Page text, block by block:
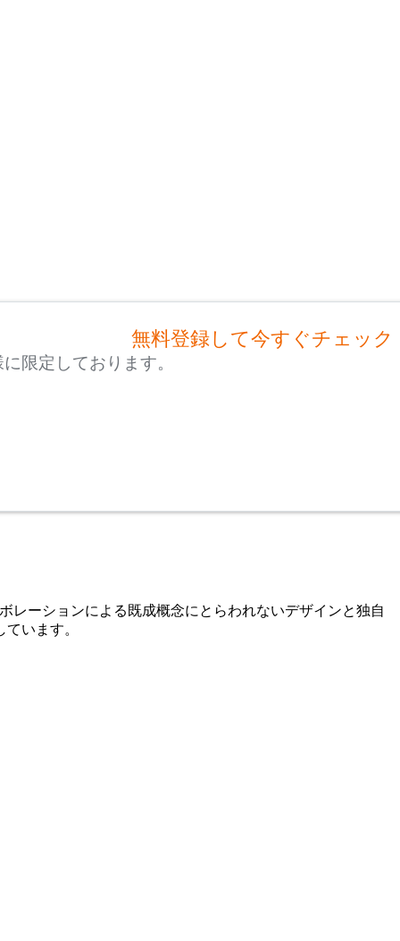
無料登録して今すぐチェック
限定しております。
レーションによる既成概念にとらわれないデザインと独自
います。